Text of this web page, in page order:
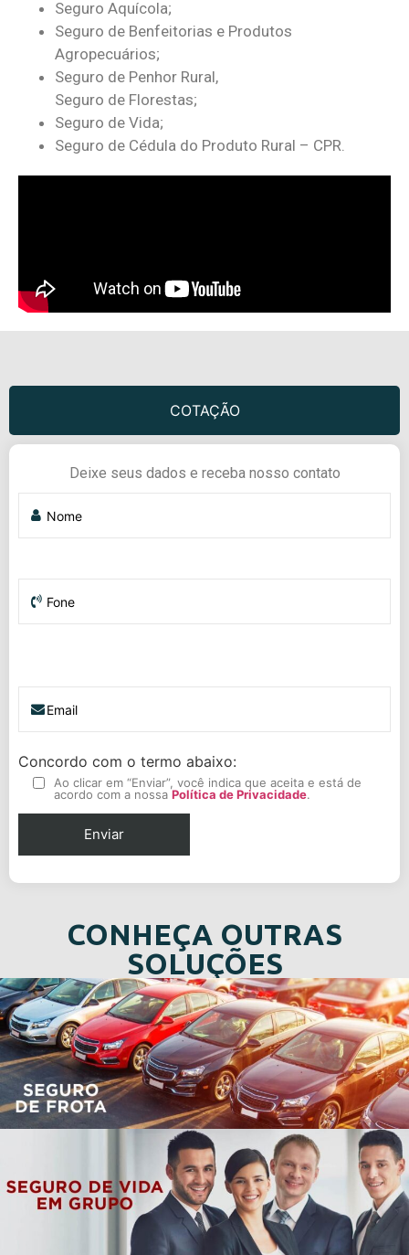
Seguro Aquícola;
Seguro de Benfeitorias e Produtos
Agropecuários;
Seguro de Penhor Rural,
Seguro de Florestas;
Seguro de Vida;
Seguro de Cédula do Produto Rural – CPR.
COTAÇÃO
Deixe seus dados e receba nosso contato
Concordo com o termo abaixo:
Ao clicar em “Enviar”, você indica que aceita e está de
acordo com a nossaPolítica de Privacidade.
CONHEÇA OUTRAS
SOLUÇÕES